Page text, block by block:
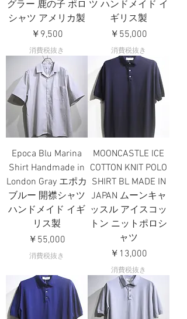
グラー 鹿の子 ポロ
シャツ アメリカ製
価格
￥9,500
消費税抜き
ツ ハンドメイド イ
ギリス製
価格
￥55,000
消費税抜き
Epoca Blu Marina
Shirt Handmade in
London Gray エポカ
ブルー 開襟シャツ
ハンドメイド イギ
リス製
価格
￥55,000
消費税抜き
MOONCASTLE ICE
COTTON KNIT POLO
SHIRT BL MADE IN
JAPAN ムーンキャ
ッスル アイスコッ
トン ニットポロシ
ャツ
価格
￥13,000
消費税抜き